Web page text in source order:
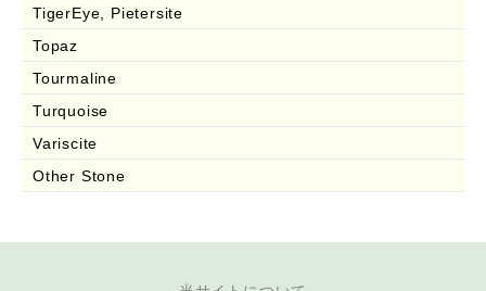
TigerEye, Pietersite
Topaz
Tourmaline
Turquoise
Variscite
Other Stone